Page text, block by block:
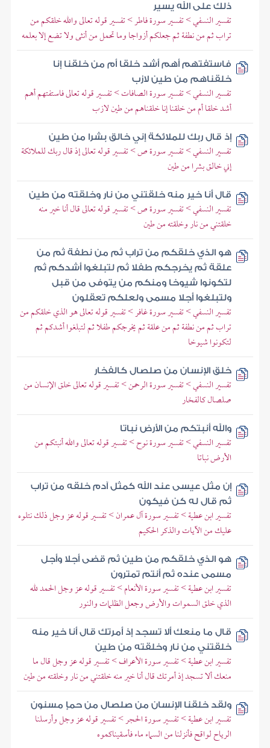
ذلك على الله يسير
تفسير النسفي > تفسير سورة فاطر > تفسير قوله تعالى والله خلقكم من
تراب ثم من نطفة ثم جعلكم أزواجا وما تحمل من أنثى ولا تضع إلا بعلمه
فاستفتهم أهم أشد خلقا أم من خلقنا إنا
خلقناهم من طين لازب
تفسير النسفي > تفسير سورة الصافات > تفسير قوله تعالى فاستفتهم أهم
أشد خلقا أم من خلقنا إنا خلقناهم من طين لازب
إذ قال ربك للملائكة إني خالق بشرا من طين
تفسير النسفي > تفسير سورة ص > تفسير قوله تعالى إذ قال ربك للملائكة
إني خالق بشرا من طين
قال أنا خير منه خلقتني من نار وخلقته من طين
تفسير النسفي > تفسير سورة ص > تفسير قوله تعالى قال أنا خير منه
خلقتني من نار وخلقته من طين
هو الذي خلقكم من تراب ثم من نطفة ثم من
علقة ثم يخرجكم طفلا ثم لتبلغوا أشدكم ثم
لتكونوا شيوخا ومنكم من يتوفى من قبل
ولتبلغوا أجلا مسمى ولعلكم تعقلون
تفسير النسفي > تفسير سورة غافر > تفسير قوله تعالى هو الذي خلقكم من
تراب ثم من نطفة ثم من علقة ثم يخرجكم طفلا ثم لتبلغوا أشدكم ثم
لتكونوا شيوخا
خلق الإنسان من صلصال كالفخار
تفسير النسفي > تفسير سورة الرحمن > تفسير قوله تعالى خلق الإنسان من
صلصال كالفخار
والله أنبتكم من الأرض نباتا
تفسير النسفي > تفسير سورة نوح > تفسير قوله تعالى والله أنبتكم من
الأرض نباتا
إن مثل عيسى عند الله كمثل آدم خلقه من تراب
ثم قال له كن فيكون
تفسير ابن عطية > تفسير سورة آل عمران > تفسير قوله عز وجل ذلك نتلوه
عليك من الآيات والذكر الحكيم
هو الذي خلقكم من طين ثم قضى أجلا وأجل
مسمى عنده ثم أنتم تمترون
تفسير ابن عطية > تفسير سورة الأنعام > تفسير قوله عز وجل الحمد لله
الذي خلق السموات والأرض وجعل الظلمات والنور
قال ما منعك ألا تسجد إذ أمرتك قال أنا خير منه
خلقتني من نار وخلقته من طين
تفسير ابن عطية > تفسير سورة الأعراف > تفسير قوله عز وجل قال ما
منعك ألا تسجد إذ أمرتك قال أنا خير منه خلقتني من نار وخلقته من طين
ولقد خلقنا الإنسان من صلصال من حمإ مسنون
تفسير ابن عطية > تفسير سورة الحجر > تفسير قوله عز وجل وأرسلنا
الرياح لواقح فأنزلنا من السماء ماء فأسقيناكموه